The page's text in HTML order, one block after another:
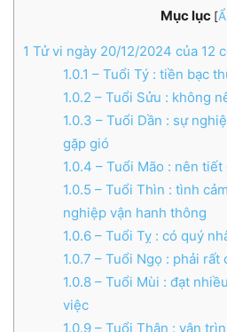
Mục lục [
1 Tử vi ngày 20/12/2024 của 12
1.0.1 – Tuổi Tý : tiền bạc
1.0.2 – Tuổi Sửu : không
1.0.3 – Tuổi Dần : sự
gặp gió
1.0.4 – Tuổi Mão : nên tiết
1.0.5 – Tuổi Thìn : tình
nghiệp vận hanh thông
1.0.6 – Tuổi Tỵ : có quý
1.0.7 – Tuổi Ngọ : phải rất
1.0.8 – Tuổi Mùi : đạt
việc
1.0.9 – Tuổi Thân : vận